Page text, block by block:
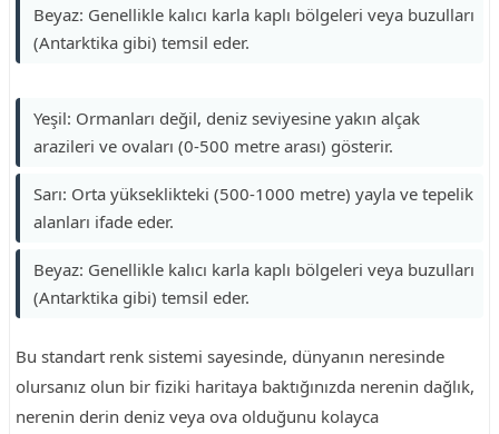
Beyaz: Genellikle kalıcı karla kaplı bölgeleri veya buzulları
(Antarktika gibi) temsil eder.
Yeşil: Ormanları değil, deniz seviyesine yakın alçak
arazileri ve ovaları (0-500 metre arası) gösterir.
Sarı: Orta yükseklikteki (500-1000 metre) yayla ve tepelik
alanları ifade eder.
Beyaz: Genellikle kalıcı karla kaplı bölgeleri veya buzulları
(Antarktika gibi) temsil eder.
Bu standart renk sistemi sayesinde, dünyanın neresinde
olursanız olun bir fiziki haritaya baktığınızda nerenin dağlık,
nerenin derin deniz veya ova olduğunu kolayca